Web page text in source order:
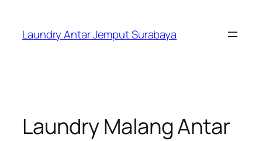
content
Laundry Antar Jemput Surabaya
Laundry Malang Antar